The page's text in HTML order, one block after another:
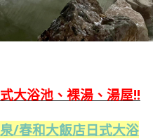
大浴池、裸湯、湯屋!!
/春和大飯店日式大浴